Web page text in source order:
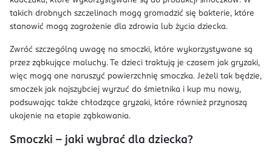
takich drobnych szczelinach mogą gromadzić się bakterie, które
stanowić mogą zagrożenie dla zdrowia lub życia dziecka.
Zwróć szczególną uwagę na smoczki, które wykorzystywane są
przez ząbkujące maluchy. Te dzieci traktują je czasem jak gryzaki,
więc mogą one naruszyć powierzchnię smoczka. Jeżeli tak będzie,
smoczek jak najszybciej wyrzuć do śmietnika i kup mu nowy,
podsuwając także chłodzące gryzaki, które również przynoszą
ukojenie na etapie ząbkowania.
Smoczki – jaki wybrać dla dziecka?